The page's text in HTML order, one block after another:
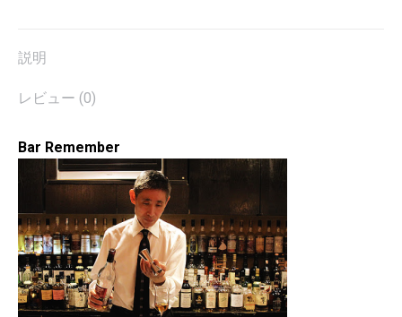
説明
レビュー (0)
Bar Remember